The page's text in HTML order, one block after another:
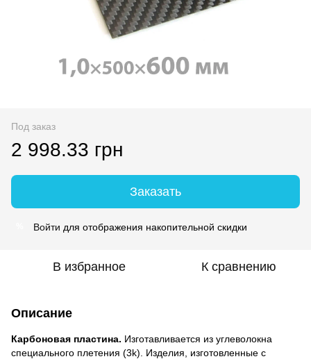
Под заказ
2 998.33 грн
Заказать
Войти для отображения накопительной скидки
В избранное К сравнению
Описание
Карбоновая пластина. Изготавливается из углеволокна
специального плетения (3k). Изделия, изготовленные с